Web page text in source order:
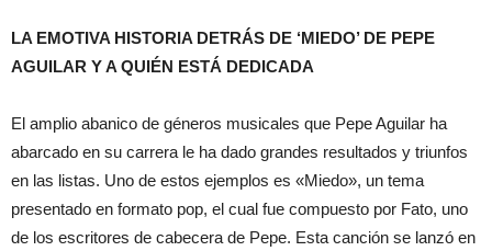
LA EMOTIVA HISTORIA DETRÁS DE ‘MIEDO’ DE PEPE
AGUILAR Y A QUIÉN ESTÁ DEDICADA
El amplio abanico de géneros musicales que Pepe Aguilar ha
abarcado en su carrera le ha dado grandes resultados y triunfos
en las listas. Uno de estos ejemplos es «Miedo», un tema
presentado en formato pop, el cual fue compuesto por Fato, uno
de los escritores de cabecera de Pepe. Esta canción se lanzó en